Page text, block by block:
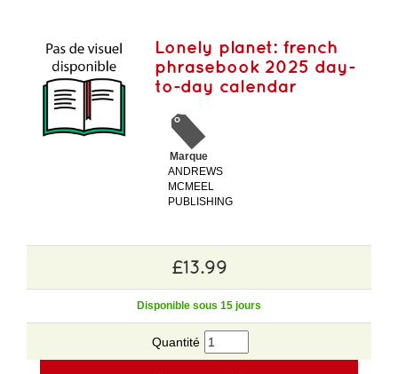
Lonely planet: french
phrasebook 2025 day-
to-day calendar
Marque
ANDREWS
MCMEEL
PUBLISHING
£13.99
Disponible sous 15 jours
Quantité